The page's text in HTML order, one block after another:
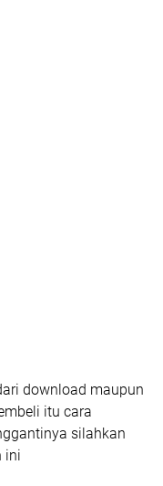
download maupun
itu cara
silahkan
ini